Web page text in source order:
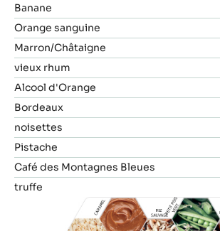
Banane
Orange sanguine
Marron/Châtaigne
vieux rhum
Alcool d'Orange
Bordeaux
noisettes
Pistache
Café des Montagnes Bleues
truffe